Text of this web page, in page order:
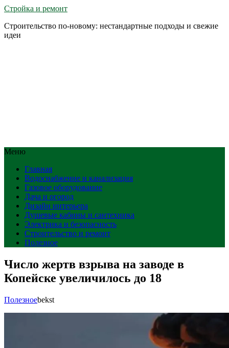
Стройка и ремонт
Строительство по-новому: нестандартные подходы и свежие
идеи
Меню
Главная
Водоснабжение и канализация
Газовое оборудование
Дача и огород
Дизайн интерьера
Душевые кабины и сантехника
Электрика и безопасность
Строительство и ремонт
Полезное
Число жертв взрыва на заводе в
Копейске увеличилось до 18
Полезноеbekst